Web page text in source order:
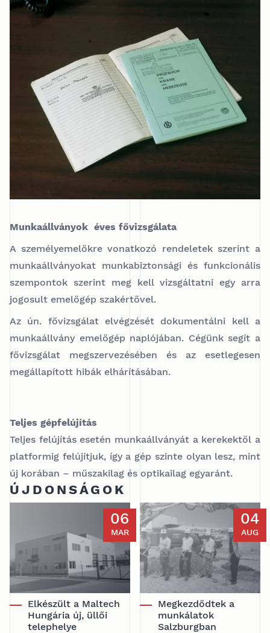
Munkaállványok éves fővizsgálata
A személyemelőkre vonatkozó rendeletek szerint a
munkaállványokat munkabiztonsági és funkcionális
szempontok szerint meg kell vizsgáltatni egy arra
jogosult emelőgép szakértővel.
Az ún. fővizsgálat elvégzését dokumentálni kell a
munkaállvány emelőgép naplójában. Cégünk segít a
fővizsgálat megszervezésében és az esetlegesen
megállapított hibák elhárításában.
Teljes gépfelújítás
Teljes felújítás esetén munkaállványát a kerekektől a
platformig felújítjuk, így a gép szinte olyan lesz, mint
új korában – műszakilag és optikailag egyaránt.
ÚJDONSÁGOK
06
MAR
Elkészült a Maltech
Hungária új, üllői
telephelye
04
AUG
Megkezdődtek a
munkálatok
Salzburgban